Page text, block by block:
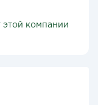
этой компании